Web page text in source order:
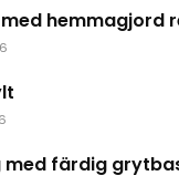
hemmagjord
med färdig